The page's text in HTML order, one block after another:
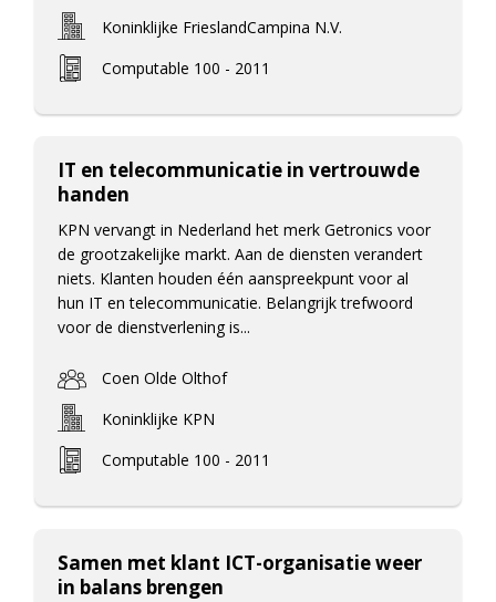
Koninklijke FrieslandCampina N.V.
Computable 100 - 2011
IT en telecommunicatie in vertrouwde
handen
KPN vervangt in Nederland het merk Getronics voor
de grootzakelijke markt. Aan de diensten verandert
niets. Klanten houden één aanspreekpunt voor al
hun IT en telecommunicatie. Belangrijk trefwoord
voor de dienstverlening is...
Coen Olde Olthof
Koninklijke KPN
Computable 100 - 2011
Samen met klant ICT-organisatie weer
in balans brengen